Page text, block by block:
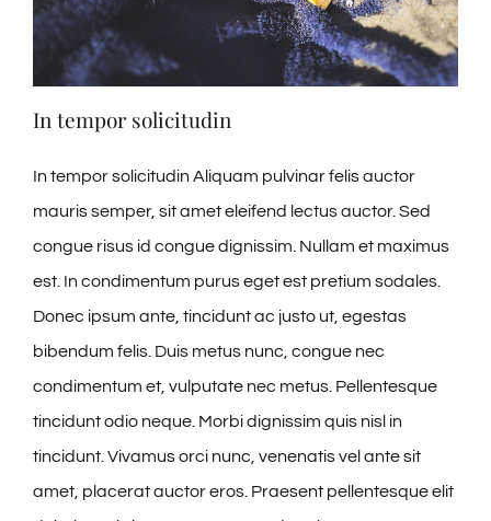
In tempor solicitudin
In tempor solicitudin Aliquam pulvinar felis auctor
mauris semper, sit amet eleifend lectus auctor. Sed
congue risus id congue dignissim. Nullam et maximus
est. In condimentum purus eget est pretium sodales.
Donec ipsum ante, tincidunt ac justo ut, egestas
bibendum felis. Duis metus nunc, congue nec
condimentum et, vulputate nec metus. Pellentesque
tincidunt odio neque. Morbi dignissim quis nisl in
tincidunt. Vivamus orci nunc, venenatis vel ante sit
amet, placerat auctor eros. Praesent pellentesque elit